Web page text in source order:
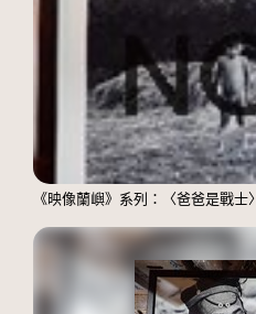
《映像蘭嶼》系列：〈爸爸是戰士〉